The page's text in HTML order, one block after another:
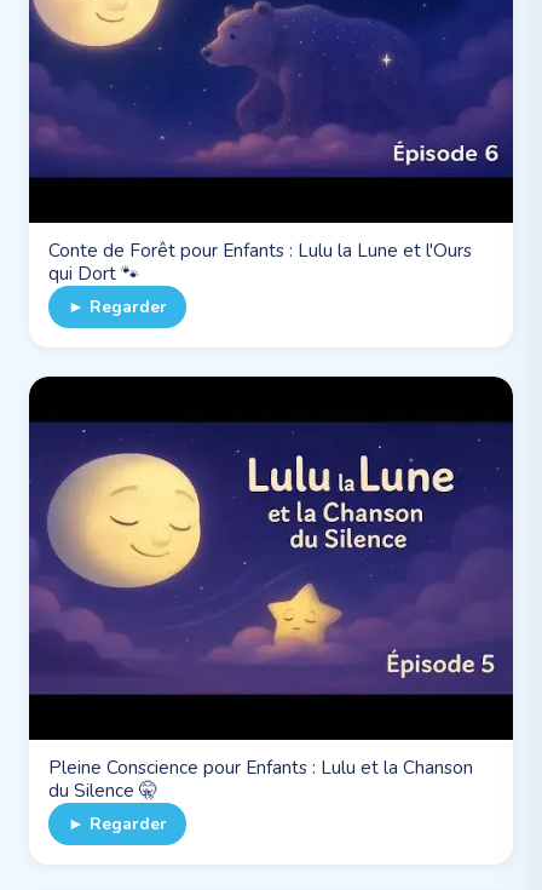
Conte de Forêt pour Enfants : Lulu la Lune et l'Ours
qui Dort 🐾
► Regarder
Pleine Conscience pour Enfants : Lulu et la Chanson
du Silence 🤫
► Regarder